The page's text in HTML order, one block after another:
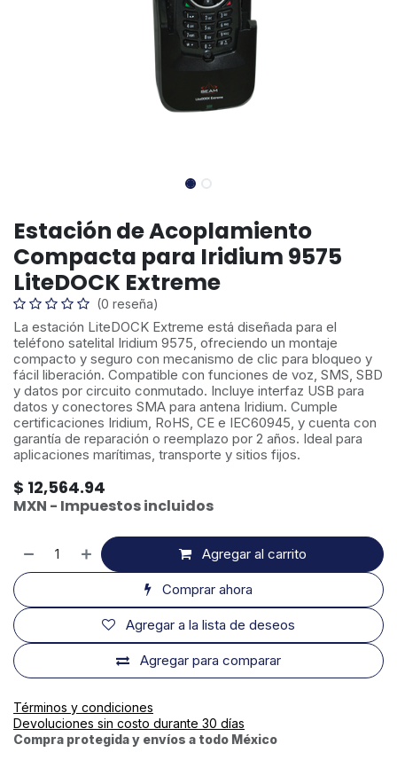
Estación de Acoplamiento
Compacta para Iridium 9575
LiteDOCK Extreme
(0 reseña)
La estación LiteDOCK Extreme está diseñada para el
teléfono satelital Iridium 9575, ofreciendo un montaje
compacto y seguro con mecanismo de clic para bloqueo y
fácil liberación. Compatible con funciones de voz, SMS, SBD
y datos por circuito conmutado. Incluye interfaz USB para
datos y conectores SMA para antena Iridium. Cumple
certificaciones Iridium, RoHS, CE e IEC60945, y cuenta con
garantía de reparación o reemplazo por 2 años. Ideal para
aplicaciones marítimas, transporte y sitios fijos.
$ 12,564.94
MXN - Impuestos incluidos
Agregar al carrito
Comprar ahora
Agregar para comparar
Agregar a la lista de deseos
Términos y condiciones
Devoluciones sin costo durante 30 días
Compra protegida y envíos a todo México